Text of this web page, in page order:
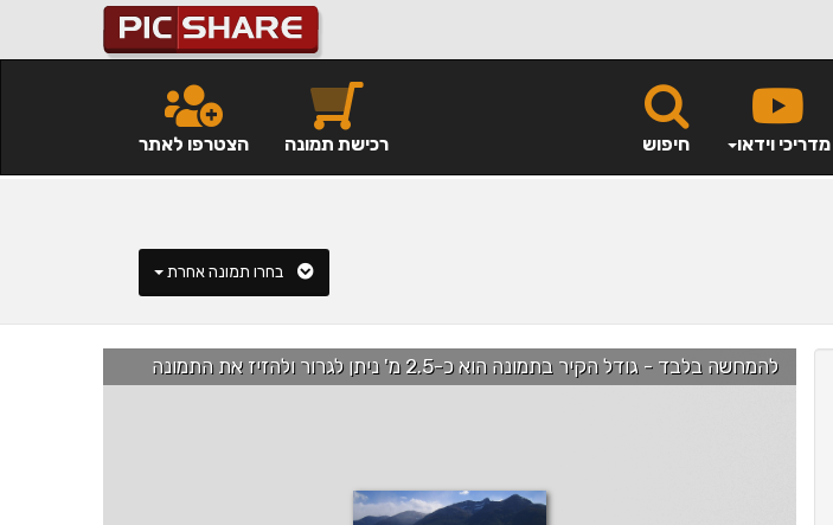
חיפוש מדריכי וידאו הצטרפו לאתר רכישת תמונה
להמחשה בלבד - גודל הקיר בתמונה הוא כ-2.5 מ' ניתן לגרור ולהזיז את התמונה